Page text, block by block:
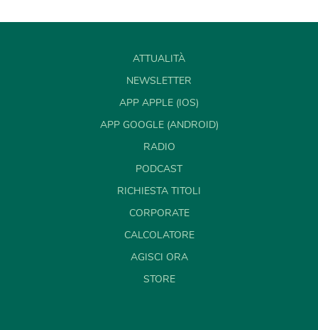
ATTUALITÀ
NEWSLETTER
APP APPLE (IOS)
APP GOOGLE (ANDROID)
RADIO
PODCAST
RICHIESTA TITOLI
CORPORATE
CALCOLATORE
AGISCI ORA
STORE